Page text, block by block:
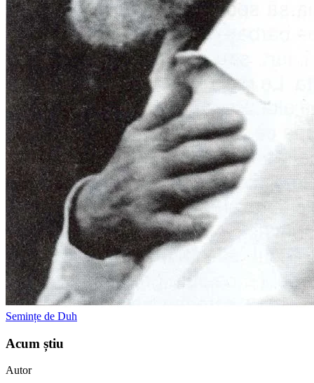
Semințe de Duh
Acum știu
Autor